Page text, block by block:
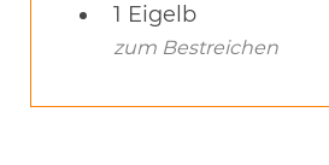
1 Eigelb
zum Bestreichen